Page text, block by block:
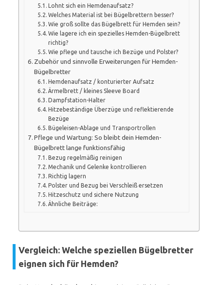
Lohnt sich ein Hemdenaufsatz?
Welches Material ist bei Bügelbrettern besser?
Wie groß sollte das Bügelbrett für Hemden sein?
Wie lagere ich ein spezielles Hemden-Bügelbrett
richtig?
Wie pflege und tausche ich Bezüge und Polster?
Zubehör und sinnvolle Erweiterungen für Hemden-
Bügelbretter
Hemdenaufsatz / konturierter Aufsatz
Ärmelbrett / kleines Sleeve Board
Dampfstation-Halter
Hitzebeständige Überzüge und reflektierende
Bezüge
Bügeleisen-Ablage und Transportrollen
Pflege und Wartung: So bleibt dein Hemden-
Bügelbrett lange funktionsfähig
Bezug regelmäßig reinigen
Mechanik und Gelenke kontrollieren
Richtig lagern
Polster und Bezug bei Verschleiß ersetzen
Hitzeschutz und sichere Nutzung
Ähnliche Beiträge:
Vergleich: Welche speziellen Bügelbretter
eignen sich für Hemden?